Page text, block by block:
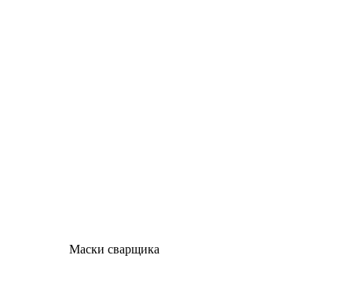
Маски сварщика